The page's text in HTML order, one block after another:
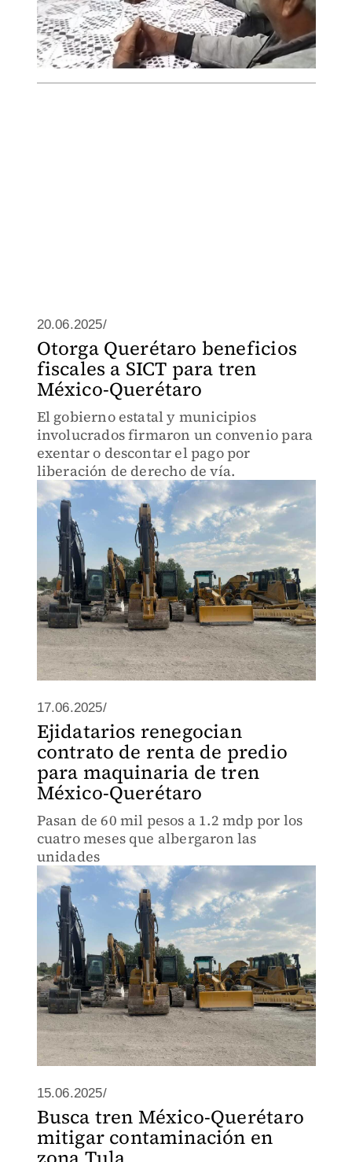
20.06.2025/
Otorga Querétaro beneficios
fiscales a SICT para tren
México-Querétaro
El gobierno estatal y municipios
involucrados firmaron un convenio para
exentar o descontar el pago por
liberación de derecho de vía.
17.06.2025/
Ejidatarios renegocian
contrato de renta de predio
para maquinaria de tren
México-Querétaro
Pasan de 60 mil pesos a 1.2 mdp por los
cuatro meses que albergaron las
unidades
15.06.2025/
Busca tren México-Querétaro
mitigar contaminación en